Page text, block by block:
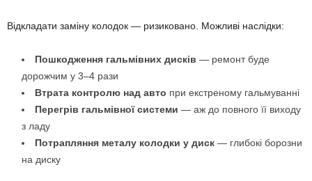
Відкладати заміну колодок — ризиковано. Можливі наслідки:
Пошкодження гальмівних дисків — ремонт буде
дорожчим у 3–4 рази
Втрата контролю над авто при екстреному гальмуванні
Перегрів гальмівної системи — аж до повного її виходу
з ладу
Потрапляння металу колодки у диск — глибокі борозни
на диску